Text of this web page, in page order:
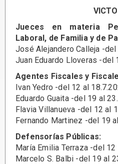
Jueces en materia
Laboral, de Familia y de
José Alejandero Calleja -del
Juan Eduardo Lloveras -del
Agentes Fiscales y
Ivan Yedro -del 12 al
Eduardo Guaita -del 19 al
Flavia Villanueva -del 12 al
Fernando Martinez -del 19
Defensorías Públicas:
María Emilia Terraza -del 12
Marcelo S. Balbi -del 19 al